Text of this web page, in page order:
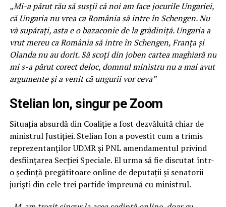
„Mi-a părut rău să susții că noi am face jocurile Ungariei,
că Ungaria nu vrea ca România să intre în Schengen. Nu
vă supărați, asta e o bazaconie de la grădiniță. Ungaria a
vrut mereu ca România să intre în Schengen, Franța și
Olanda nu au dorit. Să scoți din joben cartea maghiară nu
mi s-a părut corect deloc, domnul ministru nu a mai avut
argumente și a venit că ungurii vor ceva”
Stelian Ion, singur pe Zoom
Situația absurdă din Coaliție a fost dezvăluită chiar de
ministrul Justiției. Stelian Ion a povestit cum a trimis
reprezentanților UDMR și PNL amendamentul privind
desființarea Secției Speciale. El urma să fie discutat într-
o ședință pregătitoare online de deputații și senatorii
juriști din cele trei partide împreună cu ministrul.